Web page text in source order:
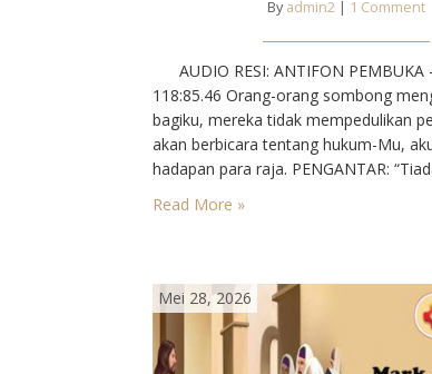
By admin2 | 1 Comment
AUDIO RESI: ANTIFON PEMBUKA
118:85.46 Orang-orang sombong
bagiku, mereka tidak mempedulikan
akan berbicara tentang hukum-Mu,
hadapan para raja. PENGANTAR:
dengan akal budi sehat akan
demi kesesatan,” demikianlah reaksi
ada…
Read More »
Mei 28, 2026